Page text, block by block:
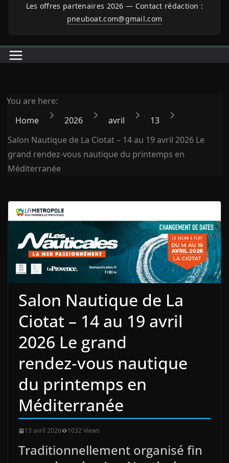
Les offres partenaires 2026 — Contact rédaction :
pneuboat.com@gmail.com
You are here:
Home
2026 avril
13
Salon Nautique de La Ciotat – 14 au 19 avril 2026 Le
grand rendez‑vous nautique du printemps en
Méditerranée
Salon Nautique de La
Ciotat – 14 au 19 avril
2026 Le grand
rendez‑vous nautique
du printemps en
Méditerranée
13 avril 2026 1032 Views
Traditionnellement organisé fin